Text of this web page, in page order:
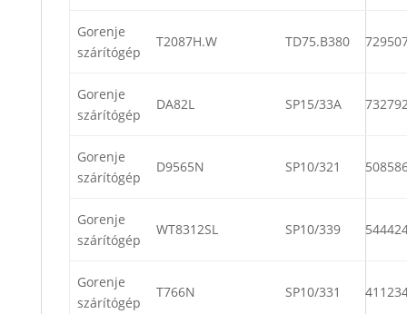
Gorenje
szárítógép
T2087H.W TD75.B380
Gorenje
szárítógép
DA82L SP15/33A
Gorenje
szárítógép
D9565N SP10/321
Gorenje
szárítógép
WT8312SL SP10/339
Gorenje
szárítógép
T766N SP10/331